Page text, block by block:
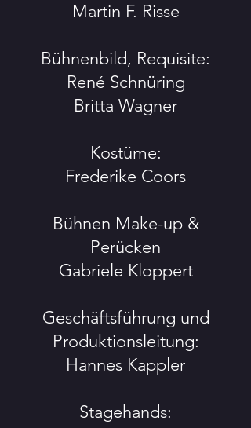
Martin F. Risse
Bühnenbild, Requisite:
René Schnüring
Britta Wagner
Kostüme:
Frederike Coors
Bühnen Make-up &
Perücken
Gabriele Kloppert
Geschäftsführung und
Produktionsleitung:
Hannes Kappler
Stagehands: